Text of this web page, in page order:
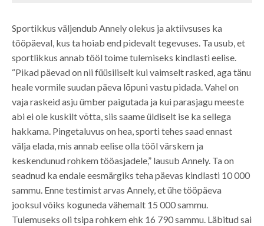
Sportikkus väljendub Annely olekus ja aktiivsuses ka
tööpäeval, kus ta hoiab end pidevalt tegevuses. Ta usub, et
sportlikkus annab tööl toime tulemiseks kindlasti eelise.
“Pikad päevad on nii füüsiliselt kui vaimselt rasked, aga tänu
heale vormile suudan päeva lõpuni vastu pidada. Vahel on
vaja raskeid asju ümber paigutada ja kui parasjagu meeste
abi ei ole kuskilt võtta, siis saame üldiselt ise ka sellega
hakkama. Pingetaluvus on hea, sporti tehes saad ennast
välja elada, mis annab eelise olla tööl värskem ja
keskendunud rohkem tööasjadele,” lausub Annely. Ta on
seadnud ka endale eesmärgiks teha päevas kindlasti 10 000
sammu. Enne testimist arvas Annely, et ühe tööpäeva
jooksul võiks koguneda vähemalt 15 000 sammu.
Tulemuseks oli tsipa rohkem ehk 16 790 sammu. Läbitud sai